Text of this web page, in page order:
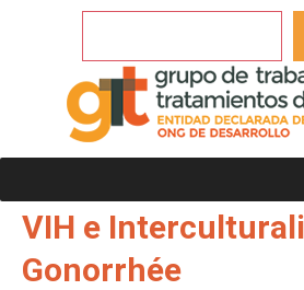
Etiqueta de
symptôme
VIH e
Gonorrhée